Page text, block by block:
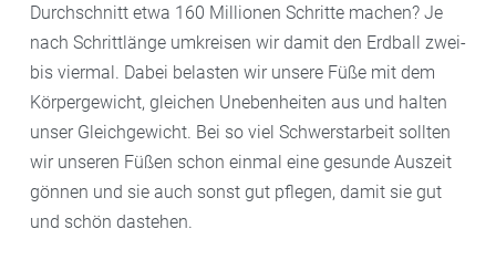
Durchschnitt etwa 160 Millionen Schritte machen? Je
nach Schrittlänge umkreisen wir damit den Erdball zwei-
bis viermal. Dabei belasten wir unsere Füße mit dem
Körpergewicht, gleichen Unebenheiten aus und halten
unser Gleichgewicht. Bei so viel Schwerstarbeit sollten
wir unseren Füßen schon einmal eine gesunde Auszeit
gönnen und sie auch sonst gut pflegen, damit sie gut
und schön dastehen.